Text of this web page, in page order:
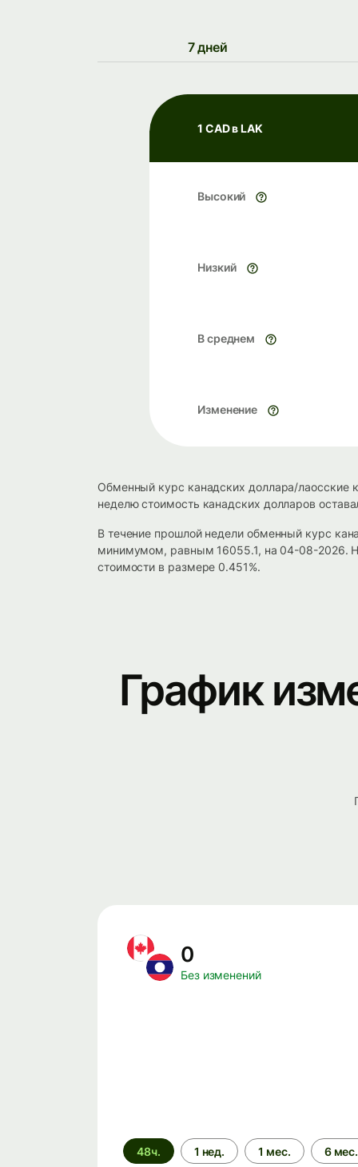
7 дней
1 CAD в LAK
Высокий
Низкий
В среднем
Изменение
Обменный курс канадских доллара/лаосские
неделю стоимость канадских долларов
В течение прошлой недели обменный курс
минимумом, равным 16055.1, на 04-08-2026.
стоимости в размере 0.451%.
График
0
Без изменений
Период
времени
48ч. 1 нед. 1 мес. 6 мес.